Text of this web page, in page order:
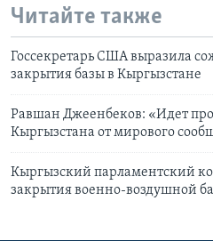
Читайте также
Госсекретарь США выразила
закрытия базы в Кыргызстане
Равшан Джеенбеков: «Идет
Кыргызстана от мирового
Кыргызский парламентский
закрытия военно-воздушной